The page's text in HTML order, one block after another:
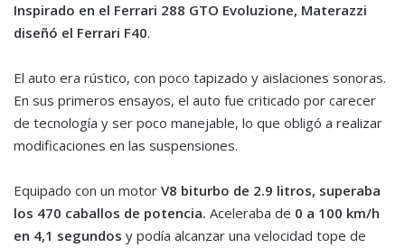
Inspirado en el Ferrari 288 GTO Evoluzione, Materazzi
diseñó el Ferrari F40.
El auto era rústico, con poco tapizado y aislaciones sonoras.
En sus primeros ensayos, el auto fue criticado por carecer
de tecnología y ser poco manejable, lo que obligó a realizar
modificaciones en las suspensiones.
Equipado con un motor V8 biturbo de 2.9 litros, superaba
los 470 caballos de potencia. Aceleraba de 0 a 100 km/h
en 4,1 segundos y podía alcanzar una velocidad tope de